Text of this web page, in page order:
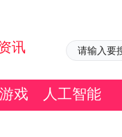
讯
戏 人工智能